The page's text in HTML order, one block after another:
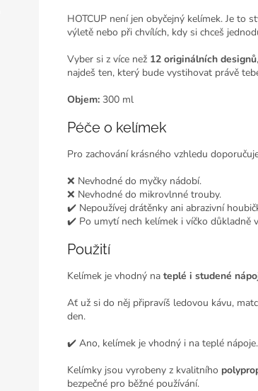
HOTCUP není jen obyčejný kelímek. Je to
výletě nebo při chvílích, kdy si chceš
Vyber si z více než 12 originálních designů
najdeš ten, který bude vystihovat právě
Objem: 300 ml
Péče o kelímek
Pro zachování krásného vzhledu
❌ Nevhodné do myčky nádobí.
❌ Nevhodné do mikrovlnné trouby.
✔️ Nepoužívej drátěnky ani abrazivní
✔️ Po umytí nech kelímek i víčko důkladně
Použití
Kelímek je vhodný na teplé i studené
Ať už si do něj připravíš ledovou kávu,
den.
✔️ Ano, kelímek je vhodný i na teplé nápoje.
Kelímky jsou vyrobeny z kvalitního
bezpečné pro běžné používání.